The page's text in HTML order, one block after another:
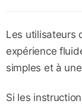
Les utilisateurs
expérience
simples et à
Si les